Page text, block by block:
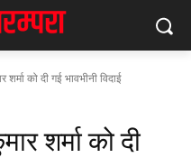
शर्मा को दी गई भावभीनी विदाई
शर्मा को दी